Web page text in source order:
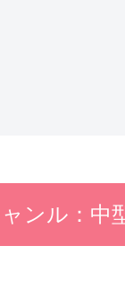
ャンル：中